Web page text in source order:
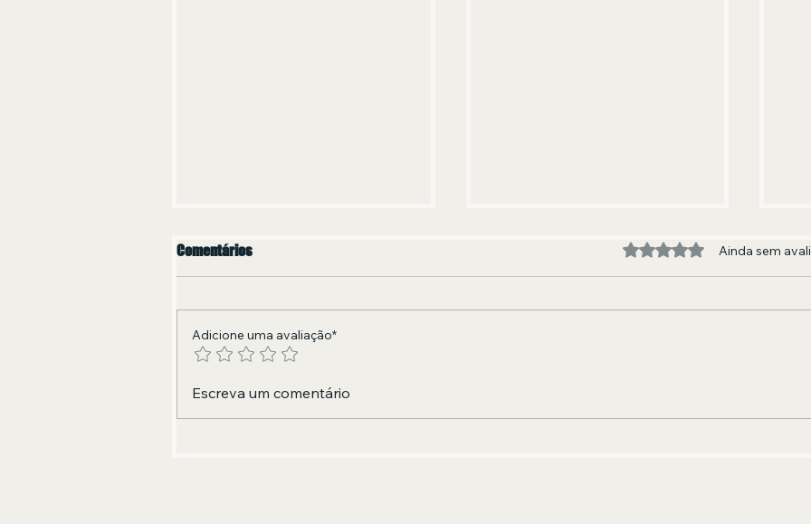
Quintal, Thiaguinho, Sorriso
Maroto, Mumuzinho e Yan juntos
audiovisual após 12 anos de
no
Comentários Avaliado com 0 de 5
Ainda sem
Adicione uma avaliação*
Escreva um comentário